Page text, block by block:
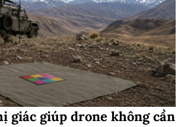
giác giúp drone không cần